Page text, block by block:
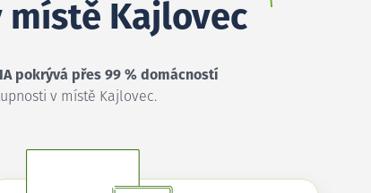
Kajlovec
pokrývá přes 99 % domácností
v místě Kajlovec.